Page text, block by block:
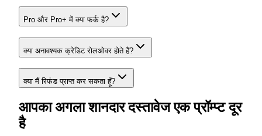
Pro और Pro+ में क्या फर्क है?
क्या अनावश्यक क्रेडिट रोलओवर होते हैं?
क्या मैं रिफंड प्राप्त कर सकता हूँ?
आपका अगला शानदार दस्तावेज एक प्रॉम्प्ट दूर
है